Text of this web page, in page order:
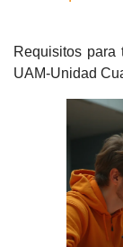
Requisitos
UAM-Unidad